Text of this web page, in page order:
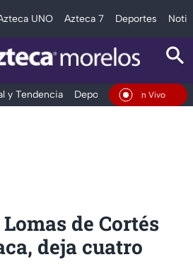
UNO Azteca 7 Deportes
y Tendencia Deportes Espectáculos
En Vivo
de Cortés
deja cuatro